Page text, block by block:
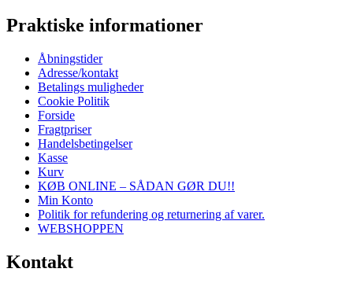
Praktiske informationer
Åbningstider
Adresse/kontakt
Betalings muligheder
Cookie Politik
Forside
Fragtpriser
Handelsbetingelser
Kasse
Kurv
KØB ONLINE – SÅDAN GØR DU!!
Min Konto
Politik for refundering og returnering af varer.
WEBSHOPPEN
Kontakt